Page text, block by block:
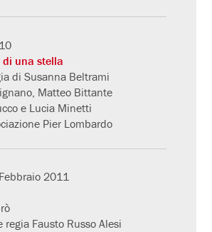
di una stella
di Susanna Beltrami
Matteo Bittante
e Lucia Minetti
Pier Lombardo
2011
Fausto Russo Alesi